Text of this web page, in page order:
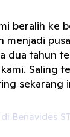
beralih ke
menjadi
dua tahun
Saling
sekarang
Benavides